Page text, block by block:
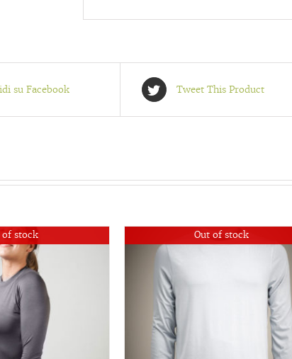
su Facebook Tweet This Product
of stock Out of stock